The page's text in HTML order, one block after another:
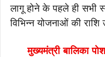
लागू होने के पहले ही सभी
विभिन्न योजनाओं की
मुख्यमंत्री बालिका